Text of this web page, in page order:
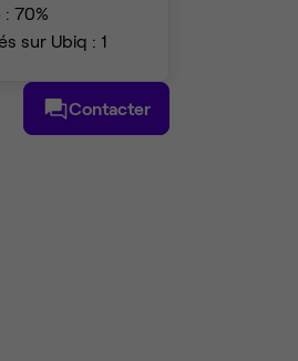
70%
sur Ubiq : 1
Contacter